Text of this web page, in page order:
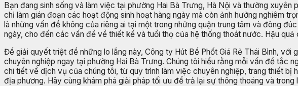
Bạn đang sinh sống và làm việc tại phường Hai Bà Trưng, Hà Nội và thường
chỉ làm gián đoạn các hoạt động sinh hoạt hàng ngày mà còn ảnh hưởng nghiêm
là những vấn đề không của riêng ai tại một trong những quận trung tâm và đông
ngày, cho đến các vấn đề về thiết kế và tuổi thọ của hệ thống thoát nước. Hậu
Để giải quyết triệt để những lo lắng này, Công ty Hút Bể Phốt Giá Rẻ Thái Bình,
chuyên nghiệp ngay tại phường Hai Bà Trưng. Chúng tôi hiểu rằng mỗi vấn đề tắc
chi tiết về dịch vụ của chúng tôi, từ quy trình làm việc chuyên nghiệp, trang thiết bị
địa phương. Hãy cùng khám phá giải pháp tối ưu để trả lại sự thông thoáng và trong